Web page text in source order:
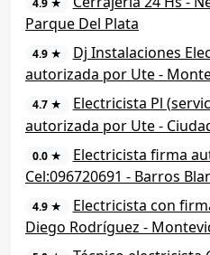
4.9 ★
Parque Del Plata
4.9 ★
Dj Instalaciones
autorizada por Ute -
4.7 ★
Electricista Pl
autorizada por Ute -
0.0 ★
Electricista firma
Cel:096720691 - Barros
4.9 ★
Electricista con
Diego Rodríguez -